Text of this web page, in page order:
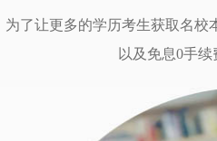
为了让更多的学历考生获取名校
以及免息0手